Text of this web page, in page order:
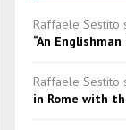
Raffaele Sestito
“An
Raffaele Sestito
in Rome with